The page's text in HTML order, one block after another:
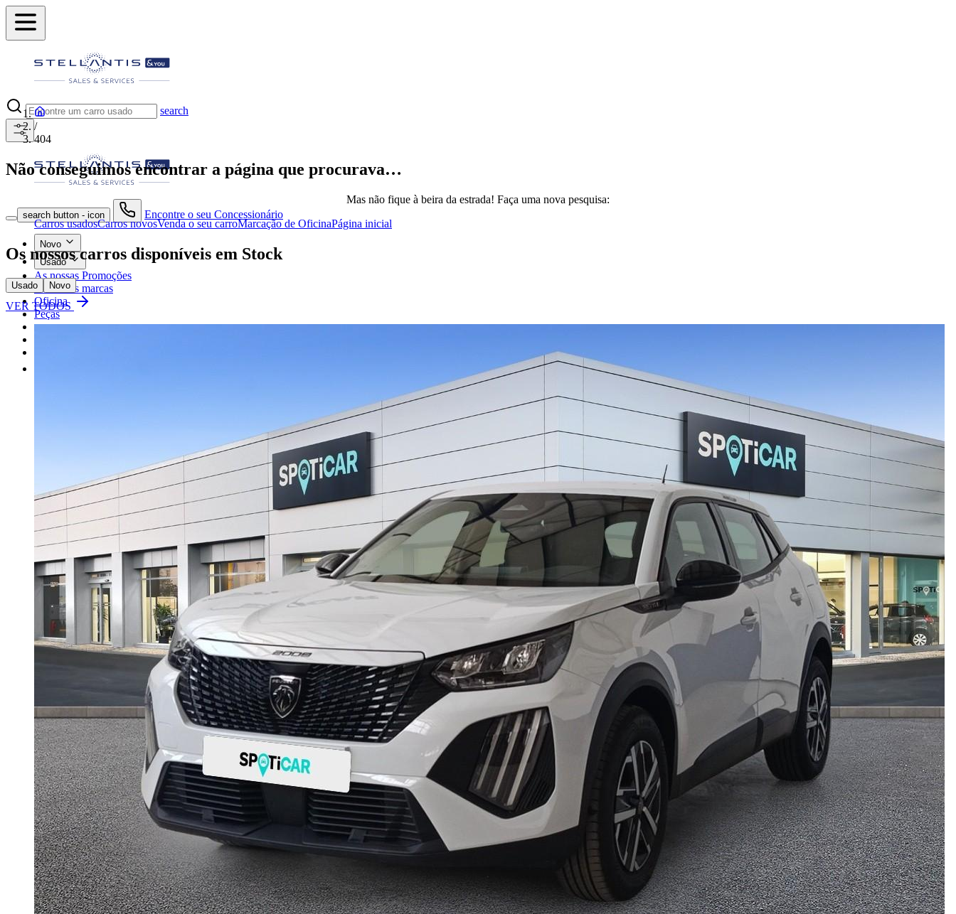
search
search button - icon Encontre o seu Concessionário
Novo
Usado
As nossas Promoções
As nossas marcas
Oficina
Peças
/
404
Não conseguimos encontrar a página que procurava…
Mas não fique à beira da estrada! Faça uma nova pesquisa:
Carros usadosCarros novosVenda o seu carroMarcação de OficinaPágina inicial
Os nossos carros disponíveis em Stock
Usado Novo
VER TODOS